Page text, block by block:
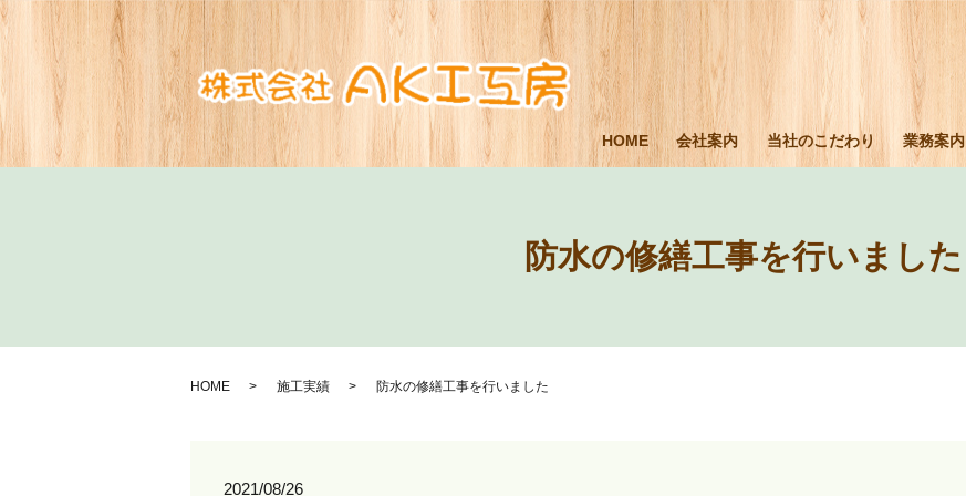
HOME 会社案内 当社のこだわり 業務案内
防水の修繕工事を行いました
HOME 施工実績 防水の修繕工事を行いました
2021/08/26